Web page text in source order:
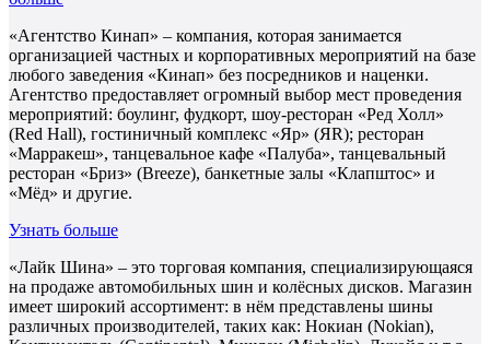
«Агентство Кинап» – компания, которая занимается
организацией частных и корпоративных мероприятий на базе
любого заведения «Кинап» без посредников и наценки.
Агентство предоставляет огромный выбор мест проведения
мероприятий: боулинг, фудкорт, шоу-ресторан «Ред Холл»
(Red Hall), гостиничный комплекс «Яр» (ЯR); ресторан
«Марракеш», танцевальное кафе «Палуба», танцевальный
ресторан «Бриз» (Breeze), банкетные залы «Клапштос» и
«Мёд» и другие.
Узнать больше
«Лайк Шина» – это торговая компания, специализирующаяся
на продаже автомобильных шин и колёсных дисков. Магазин
имеет широкий ассортимент: в нём представлены шины
различных производителей, таких как: Нокиан (Nokian),